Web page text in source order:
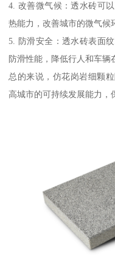
4. 改善微气候：透水砖可
热能力，改善城市的微气候
5. 防滑安全：透水砖表面
防滑性能，降低行人和车辆
总的来说，仿花岗岩细颗
高城市的可持续发展能力，